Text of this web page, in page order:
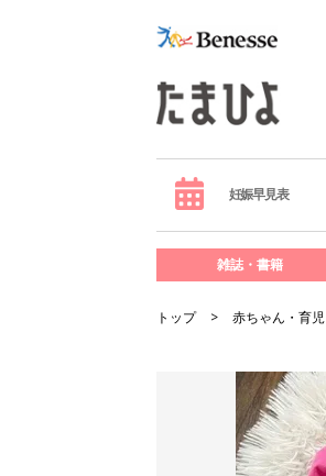
妊娠早見表
雑誌・書籍
トップ 赤ちゃん・育児